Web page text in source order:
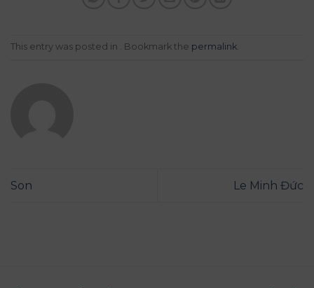
This entry was posted in . Bookmark the permalink.
Son Le Minh Đức